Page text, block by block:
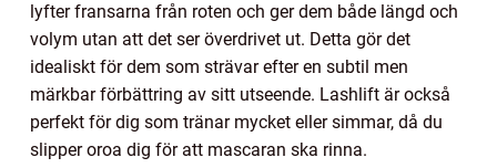
lyfter fransarna från roten och ger dem både längd och
volym utan att det ser överdrivet ut. Detta gör det
idealiskt för dem som strävar efter en subtil men
märkbar förbättring av sitt utseende. Lashlift är också
perfekt för dig som tränar mycket eller simmar, då du
slipper oroa dig för att mascaran ska rinna.